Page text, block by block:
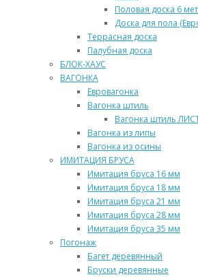
Половая доска 6
Доска для пола
Террасная доска
Палубная доска
БЛОК-ХАУС
ВАГОНКА
Евровагонка
Вагонка штиль
Вагонка штиль
Вагонка из липы
Вагонка из осины
ИМИТАЦИЯ БРУСА
Имитация бруса 16 мм
Имитация бруса 18 мм
Имитация бруса 21 мм
Имитация бруса 28 мм
Имитация бруса 35 мм
Погонаж
Багет деревянный
Бруски деревянные